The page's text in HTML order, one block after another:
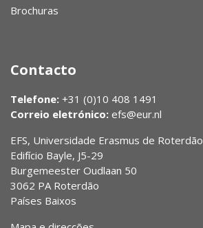
Brochuras
Contacto
Telefone: +31 (0)10 408 1491
Correio eletrónico: efs@eur.nl
EFS, Universidade Erasmus de Roterdão
Edifício Bayle, J5-29
Burgemeester Oudlaan 50
3062 PA Roterdão
Países Baixos